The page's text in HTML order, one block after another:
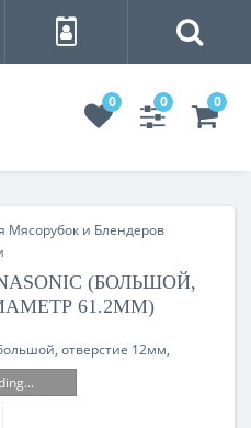
0 0 0
Мясорубок и Блендеров
(БОЛЬШОЙ,
61.2ММ)